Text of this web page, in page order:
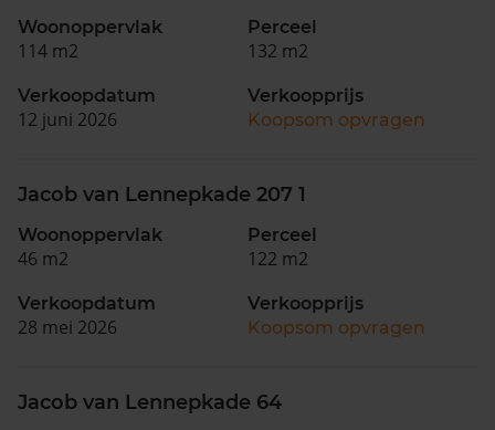
Woonoppervlak
114 m2
Perceel
132 m2
Verkoopdatum
12 juni 2026
Verkoopprijs
Koopsom opvragen
Jacob van Lennepkade 207 1
Woonoppervlak
46 m2
Perceel
122 m2
Verkoopdatum
28 mei 2026
Verkoopprijs
Koopsom opvragen
Jacob van Lennepkade 64